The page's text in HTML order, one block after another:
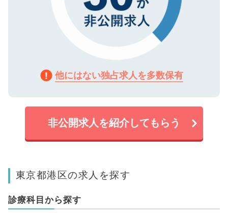
他にはない独占求人を多数保有
非公開求人を紹介してもらう
東京都港区の求人を探す
診療科目から探す